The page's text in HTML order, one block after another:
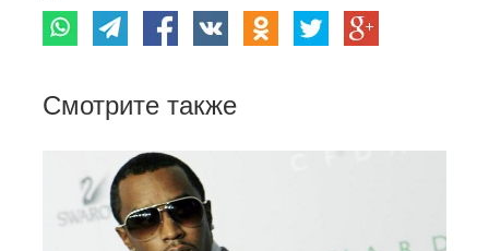
Смотрите также